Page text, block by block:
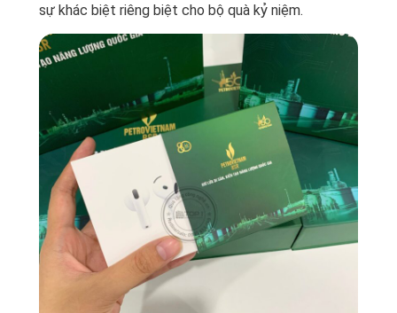
sự khác biệt riêng biệt cho bộ quà kỷ niệm.